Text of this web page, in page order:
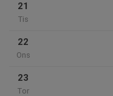
21
Tis
22
Ons
23
Tor